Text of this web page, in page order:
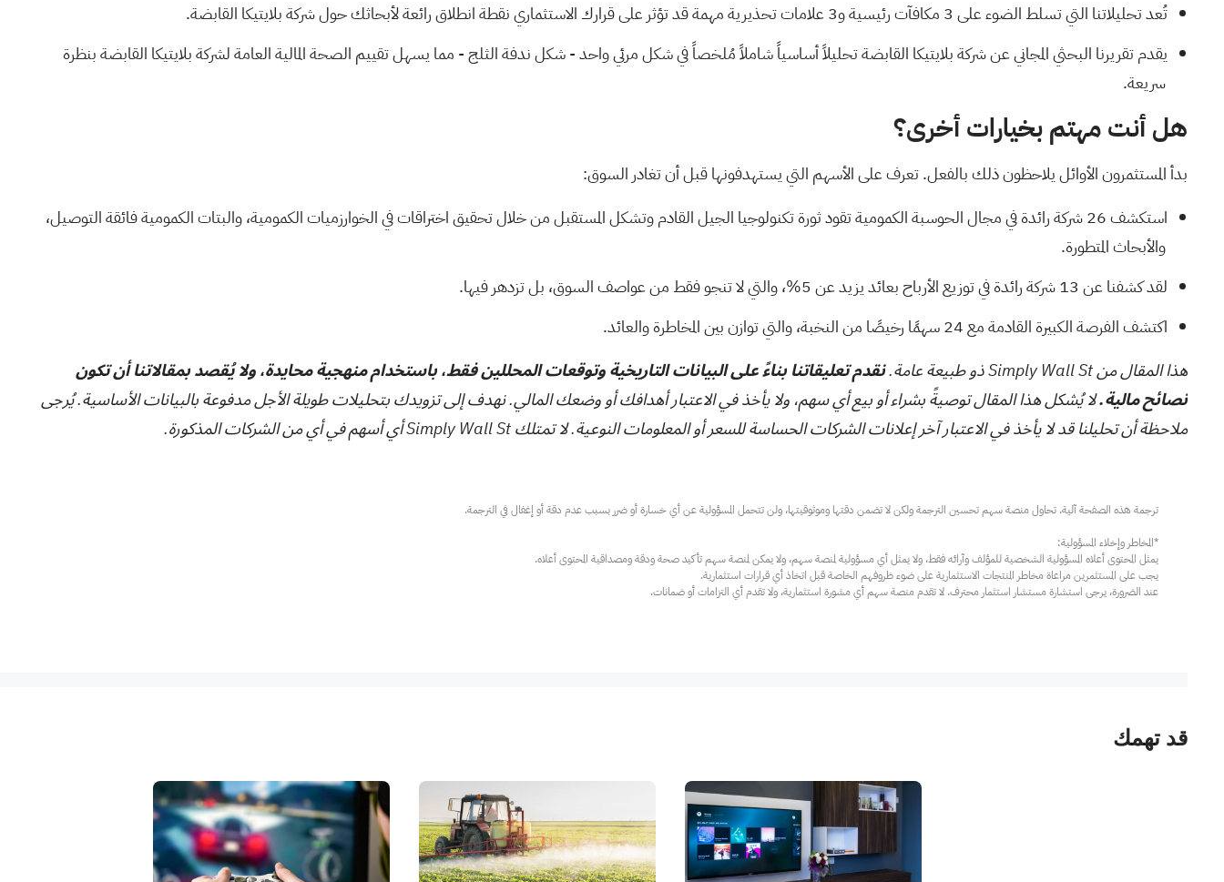
تُعد تحليلاتنا التي تسلط الضوء على 3 مكافآت رئيسية و3 علامات تحذيرية مهمة
قد تؤثر على قرارك الاستثماري نقطة انطلاق رائعة لأبحاثك حول شركة بلايتيكا القابضة.
يقدمتقريرنا البحثي المجاني عن شركة بلايتيكا القابضةتحليلاً أساسياً شاملاً مُلخصاً في شكل مرئي واحد - شكل ندفة الثلج - مما يسهل تقييم الصحة المالية العامة لشركة بلايتيكا القابضة بنظرة
سريعة.
هل أنت مهتم بخيارات أخرى؟
بدأ المستثمرون الأوائل يلاحظون ذلك بالفعل. تعرف على الأسهم التي يستهدفونها قبل أن تغادر السوق:
استكشف26 شركة رائدة في مجال الحوسبة الكمومية
تقود ثورة تكنولوجيا الجيل القادم وتشكل المستقبل من خلال تحقيق اختراقات في الخوارزميات الكمومية، والبتات الكمومية فائقة التوصيل،
والأبحاث المتطورة.
لقد كشفنا عن 13 شركة رائدة في توزيع الأرباح
بعائد يزيد عن 5%، والتي لا تنجو فقط من عواصف السوق، بل تزدهر فيها.
اكتشف الفرصة الكبيرة القادمة مع24 سهمًا رخيصًا من النخبة، والتي توازن بين المخاطرة والعائد.
هذا المقال من Simply Wall St ذو طبيعة عامة.
نقدم تعليقاتنا بناءً على البيانات التاريخية وتوقعات المحللين فقط، باستخدام منهجية محايدة، ولا يُقصد بمقالاتنا أن تكون
نصائح مالية.لا يُشكل هذا المقال توصيةً بشراء أو بيع أي سهم، ولا يأخذ في الاعتبار أهدافك أو وضعك المالي. نهدف إلى تزويدك بتحليلات طويلة الأجل مدفوعة بالبيانات الأساسية. يُرجى
ملاحظة أن تحليلنا قد لا يأخذ في الاعتبار آخر إعلانات الشركات الحساسة للسعر أو المعلومات النوعية. لا تمتلك Simply Wall St أي أسهم في أي من الشركات المذكورة.
عند الضرورة، يرجى استشارة مستشار استثمار محترف. لا تقدم منصة سهم أي مشورة استثمارية، ولا تقدم أي التزامات أو ضمانات.
قد تهمك